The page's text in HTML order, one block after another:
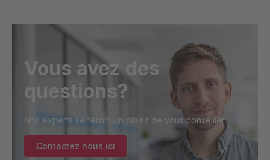
Vous avez des
questions?
Nos experts se feront un plaisir de vous conseiller
Contactez nous ici